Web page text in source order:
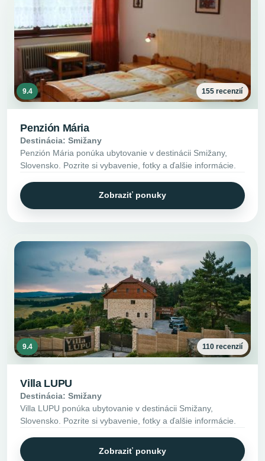
9.4 155 recenzií
Penzión Mária
Destinácia: Smižany
Penzión Mária ponúka ubytovanie v destinácii Smižany,
Slovensko. Pozrite si vybavenie, fotky a ďalšie informácie.
Zobraziť ponuky
9.4 110 recenzií
Villa LUPU
Destinácia: Smižany
Villa LUPU ponúka ubytovanie v destinácii Smižany,
Slovensko. Pozrite si vybavenie, fotky a ďalšie informácie.
Zobraziť ponuky